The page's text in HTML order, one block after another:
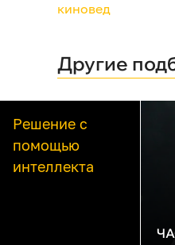
киновед
Другие
Решение с
помощью
интеллекта